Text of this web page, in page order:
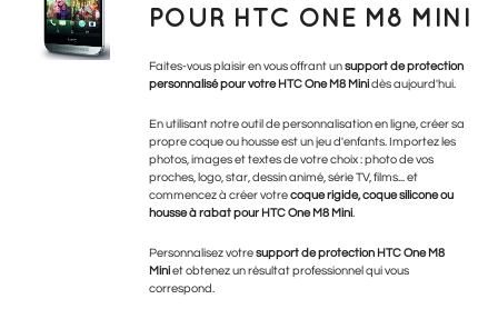
POUR HTC ONE M8 MINI
Faites-vous plaisir en vous offrant unsupport de protection
personnalisé pour votre HTC One M8 Minidès aujourd'hui.
En utilisant notre outil de personnalisation en ligne, créer sa
propre coque ou housse est un jeu d'enfants. Importez les
photos, images et textes de votre choix : photo de vos
proches, logo, star, dessin animé, série TV, films... et
commencez à créer votrecoque rigide, coque silicone ou
housse à rabat pour HTC One M8 Mini
Personnalisez votresupport de protection HTC One M8
Miniet obtenez un résultat professionnel qui vous
correspond.